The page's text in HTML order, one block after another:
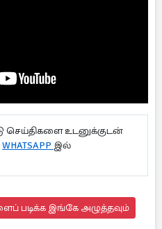
செய்திகளை உடனுக்குடன்
WHATSAPP இல்
படிக்க இங்கே அழுத்தவும்